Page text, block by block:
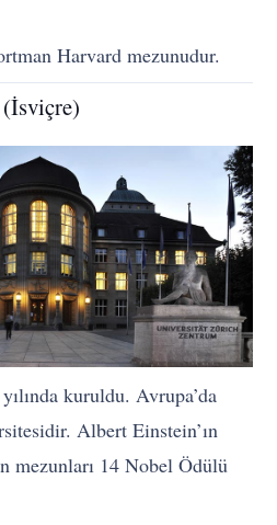
Harvard mezunudur.
kuruldu. Avrupa’da
Albert Einstein’ın
mezunları 14 Nobel Ödülü